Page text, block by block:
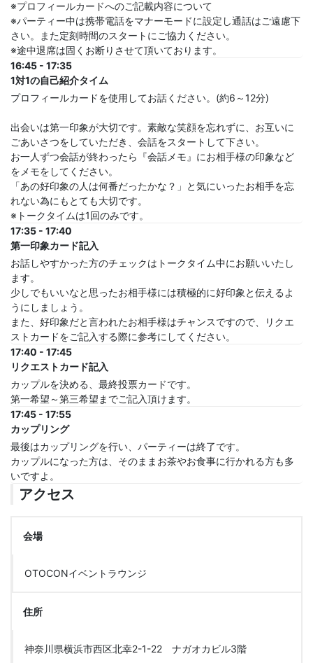
※プロフィールカードへのご記載内容について
※パーティー中は携帯電話をマナーモードに設定し通話はご遠慮下
さい。また定刻時間のスタートにご協力ください。
※途中退席は固くお断りさせて頂いております。
16:45 - 17:35
1対1の自己紹介タイム
プロフィールカードを使用してお話ください。(約6～12分)
出会いは第一印象が大切です。素敵な笑顔を忘れずに、お互いに
ごあいさつをしていただき、会話をスタートして下さい。
お一人ずつ会話が終わったら『会話メモ』にお相手様の印象など
をメモをしてください。
「あの好印象の人は何番だったかな？」と気にいったお相手を忘
れない為にもとても大切です。
※トークタイムは1回のみです。
17:35 - 17:40
第一印象カード記入
お話しやすかった方のチェックはトークタイム中にお願いいたし
ます。
少しでもいいなと思ったお相手様には積極的に好印象と伝えるよ
うにしましょう。
また、好印象だと言われたお相手様はチャンスですので、リクエ
ストカードをご記入する際に参考にしてください。
17:40 - 17:45
リクエストカード記入
カップルを決める、最終投票カードです。
第一希望～第三希望までご記入頂けます。
17:45 - 17:55
カップリング
最後はカップリングを行い、パーティーは終了です。
カップルになった方は、そのままお茶やお食事に行かれる方も多
いですよ。
アクセス
会場
OTOCONイベントラウンジ
住所
神奈川県横浜市西区北幸2-1-22 ナガオカビル3階